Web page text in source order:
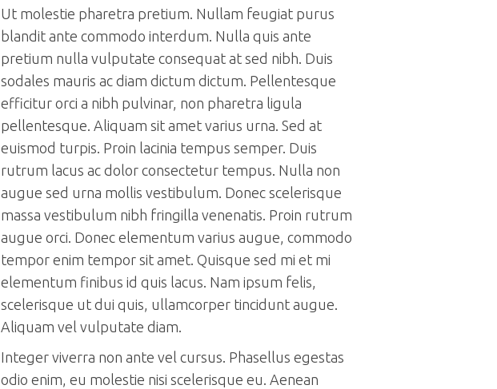
Ut molestie pharetra pretium. Nullam feugiat purus
blandit ante commodo interdum. Nulla quis ante
pretium nulla vulputate consequat at sed nibh. Duis
sodales mauris ac diam dictum dictum. Pellentesque
efficitur orci a nibh pulvinar, non pharetra ligula
pellentesque. Aliquam sit amet varius urna. Sed at
euismod turpis. Proin lacinia tempus semper. Duis
rutrum lacus ac dolor consectetur tempus. Nulla non
augue sed urna mollis vestibulum. Donec scelerisque
massa vestibulum nibh fringilla venenatis. Proin rutrum
augue orci. Donec elementum varius augue, commodo
tempor enim tempor sit amet. Quisque sed mi et mi
elementum finibus id quis lacus. Nam ipsum felis,
scelerisque ut dui quis, ullamcorper tincidunt augue.
Aliquam vel vulputate diam.
Integer viverra non ante vel cursus. Phasellus egestas
odio enim, eu molestie nisi scelerisque eu. Aenean